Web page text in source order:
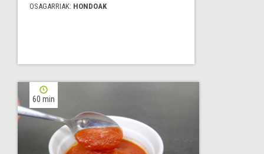
OSAGARRIAK: HONDOAK
60 min